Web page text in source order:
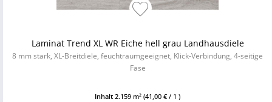
Laminat Trend XL WR Eiche hell grau Landhausdiele
8 mm stark, XL-Breitdiele, feuchtraumgeeignet, Klick-Verbindung, 4-seitige
Fase
Inhalt 2.159 m² (41,00 € / 1 )